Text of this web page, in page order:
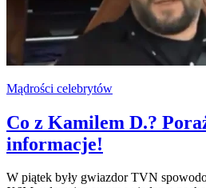
Mądrości celebrytów
Co z Kamilem D.?
informacje!
W piątek były gwiazdor TVN